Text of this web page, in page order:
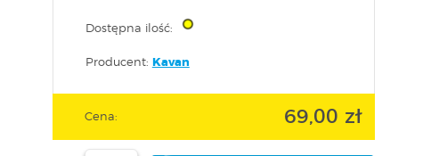
Dostępna ilość:
Producent: Kavan
Cena: 69,00 zł